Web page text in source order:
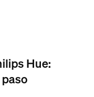
Hue: